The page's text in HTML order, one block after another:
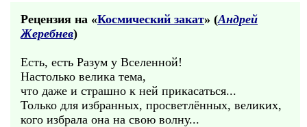
Рецензия на «Космический закат» (Андрей
Жеребнев)
Есть, есть Разум у Вселенной!
Настолько велика тема,
что даже и страшно к ней прикасаться...
Только для избранных, просветлённых, великих,
кого избрала она на свою волну...